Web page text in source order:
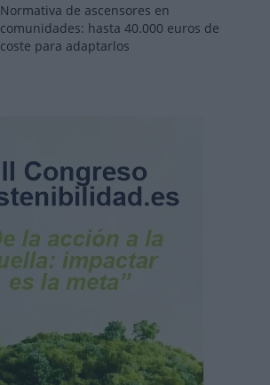
Normativa de ascensores en
comunidades: hasta 40.000 euros de
coste para adaptarlos